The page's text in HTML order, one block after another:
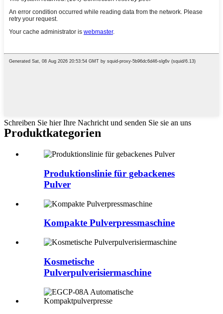
Schreiben Sie hier Ihre Nachricht und senden Sie sie an uns
Produktkategorien
Produktionslinie für gebackenes
Pulver
Kompakte Pulverpressmaschine
Kosmetische
Pulverpulverisiermaschine